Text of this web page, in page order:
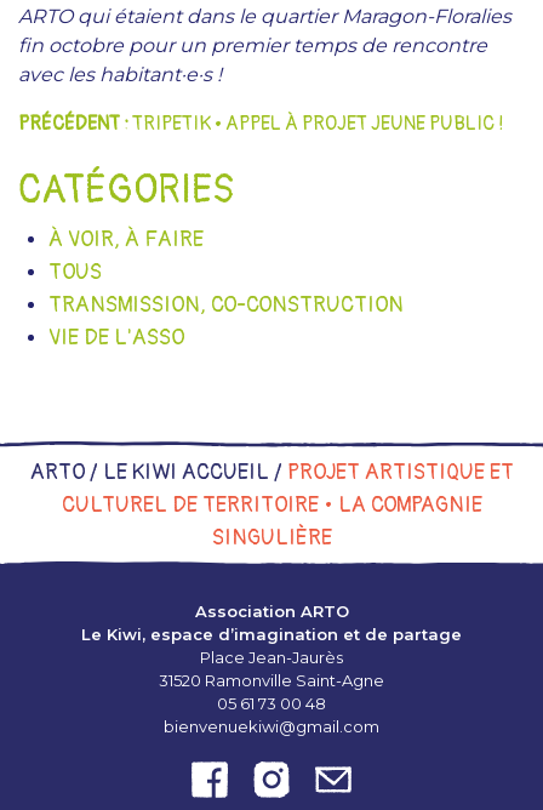
ARTO qui étaient dans le quartier Maragon-Floralies
fin octobre pour un premier temps de rencontre
avec les habitant·e·s !
NAVIGATION
DE
L’ARTICLE
PRÉCÉDENT :TRIPETIK • APPEL À PROJET JEUNE PUBLIC !
CATÉGORIES
À VOIR, À FAIRE
TOUS
TRANSMISSION, CO-CONSTRUCTION
VIE DE L'ASSO
ARTO / LE KIWI ACCUEIL / PROJET ARTISTIQUE ET
CULTUREL DE TERRITOIRE • LA COMPAGNIE
SINGULIÈRE
Association ARTO
Le Kiwi, espace d’imagination et de partage
Place Jean-Jaurès
31520 Ramonville Saint-Agne
05 61 73 00 48
bienvenuekiwi@gmail.com